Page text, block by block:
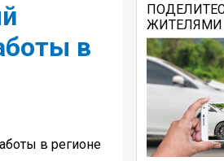
в
в регионе
ЖИТЕЛЯМИ